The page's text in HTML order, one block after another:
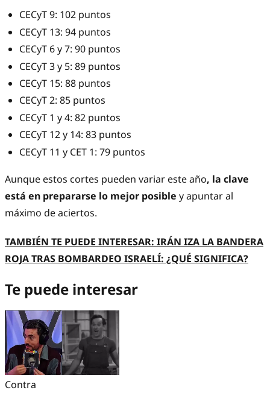
CECyT 9: 102 puntos
CECyT 13: 94 puntos
CECyT 6 y 7: 90 puntos
CECyT 3 y 5: 89 puntos
CECyT 15: 88 puntos
CECyT 2: 85 puntos
CECyT 1 y 4: 82 puntos
CECyT 12 y 14: 83 puntos
CECyT 11 y CET 1: 79 puntos
Aunque estos cortes pueden variar este año, la clave
está en prepararse lo mejor posible y apuntar al
máximo de aciertos.
TAMBIÉN TE PUEDE INTERESAR: IRÁN IZA LA BANDERA
ROJA TRAS BOMBARDEO ISRAELÍ: ¿QUÉ SIGNIFICA?
Te puede interesar
Contra